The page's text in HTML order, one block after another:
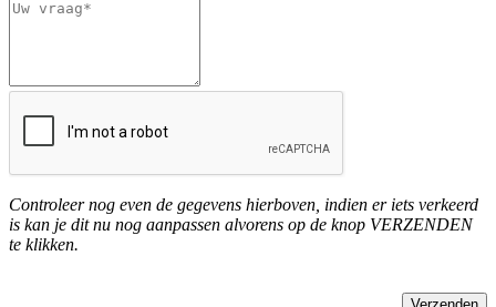
Controleer nog even de gegevens hierboven, indien er iets verkeerd
is kan je dit nu nog aanpassen alvorens op de knop VERZENDEN
te klikken.